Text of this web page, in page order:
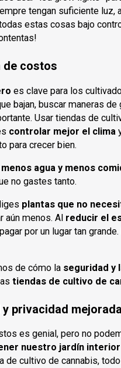
tengan suficiente luz,
estas cosas bajo
de costos
es clave para los
bajan, buscar maneras
Usar tiendas de
controlar mejor el clima
para crecer bien.
agua y menos
no gastes tanto.
plantas que no
aún menos. Al reducir el
por un lugar tan
de cómo la seguridad y
tiendas de cultivo de
y privacidad
es genial, pero no
nuestro jardín
de cultivo de cannabis,